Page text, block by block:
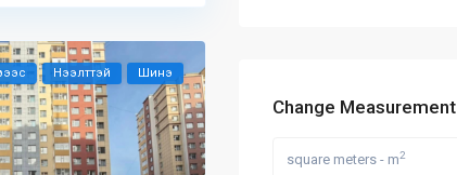
Нээлттэй Шинэ
Change Measurement
square meters - m2